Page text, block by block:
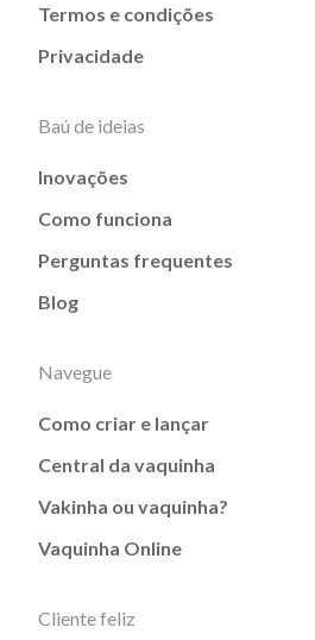
Termos e condições
Privacidade
Baú de ideias
Inovações
Como funciona
Perguntas frequentes
Blog
Navegue
Como criar e lançar
Central da vaquinha
Vakinha ou vaquinha?
Vaquinha Online
Cliente feliz